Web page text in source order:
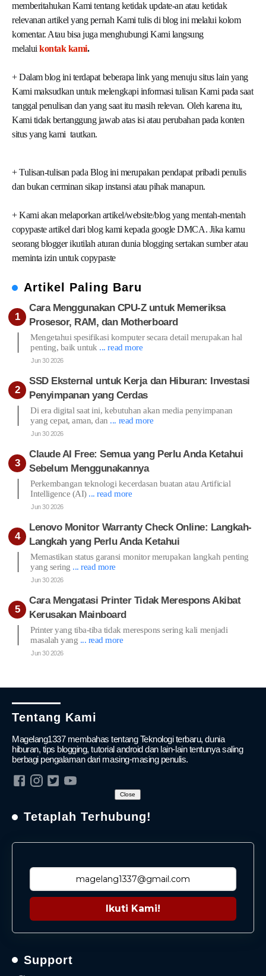
memberitahukan Kami tentang ketidak update-an atau ketidak
relevanan artikel yang pernah Kami tulis di blog ini melalui kolom
komentar. Atau bisa juga menghubungi Kami langsung
melaluikontak kami.
+ Dalam blog ini terdapat beberapa link yang menuju situs lain yang
Kami maksudkan untuk melengkapi informasi tulisan Kami pada saat
tanggal penulisan dan yang saat itu masih relevan. Oleh karena itu,
Kami tidak bertanggung jawab atas isi atau perubahan pada konten
situs yang kami tautkan.
+ Tulisan-tulisan pada Blog ini merupakan pendapat pribadi penulis
dan bukan cerminan sikap instansi atau pihak manapun.
+ Kami akan melaporkan artikel/website/blog yang mentah-mentah
copypaste artikel dari blog kami kepada google DMCA. Jika kamu
seorang blogger ikutilah aturan dunia blogging sertakan sumber atau
meminta izin untuk copypaste
Artikel Paling Baru
Cara Menggunakan CPU-Z untuk Memeriksa
Prosesor, RAM, dan Motherboard
Mengetahui spesifikasi komputer secara detail merupakan hal
penting, baik untuk ... read more
Jun 30 2026
SSD Eksternal untuk Kerja dan Hiburan: Investasi
Penyimpanan yang Cerdas
Di era digital saat ini, kebutuhan akan media penyimpanan
yang cepat, aman, dan ... read more
Jun 30 2026
Claude AI Free: Semua yang Perlu Anda Ketahui
Sebelum Menggunakannya
Perkembangan teknologi kecerdasan buatan atau Artificial
Intelligence (AI) ... read more
Jun 30 2026
Lenovo Monitor Warranty Check Online: Langkah-
Langkah yang Perlu Anda Ketahui
Memastikan status garansi monitor merupakan langkah penting
yang sering ... read more
Jun 30 2026
Cara Mengatasi Printer Tidak Merespons Akibat
Kerusakan Mainboard
Printer yang tiba-tiba tidak merespons sering kali menjadi
masalah yang ... read more
Jun 30 2026
Tentang Kami
Magelang1337 membahas tentang Teknologi terbaru, dunia
hiburan, tips blogging, tutorial android dan lain-lain tentunya saling
berbagi pengalaman dari masing-masing penulis.
Tetaplah Terhubung!
Ikuti Kami!
Support
Close